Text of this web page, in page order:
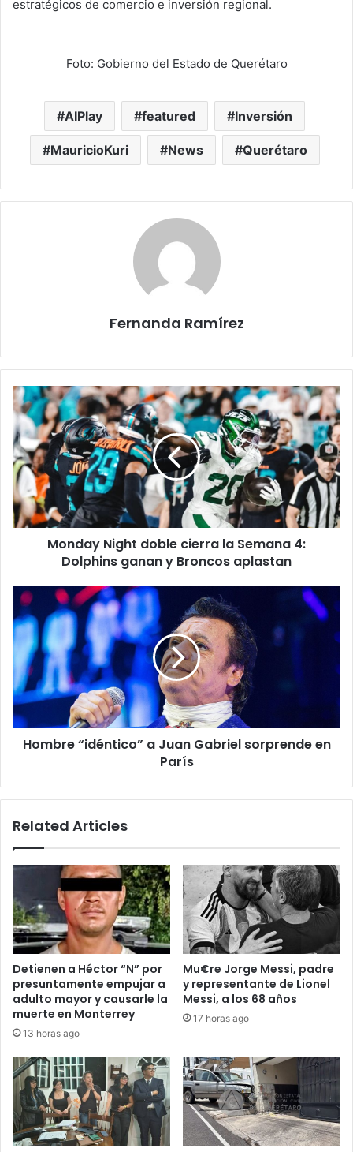
estratégicos de comercio e inversión regional.
Foto: Gobierno del Estado de Querétaro
AIPlay featured Inversión
MauricioKuri News Querétaro
Fernanda Ramírez
Monday
Night
doble
cierra
la
Semana
4:
Dolphins
ganan
Monday Night doble cierra la Semana 4:
Dolphins ganan y Broncos aplastan
Hombre
“idéntico”
a
Juan
Gabriel
sorprende
en
París
Hombre “idéntico” a Juan Gabriel sorprende en
París
Related Articles
Detienen a Héctor “N” por
presuntamente empujar a
adulto mayor y causarle la
muerte en Monterrey
13 horas ago
Mu€re Jorge Messi, padre
y representante de Lionel
Messi, a los 68 años
17 horas ago